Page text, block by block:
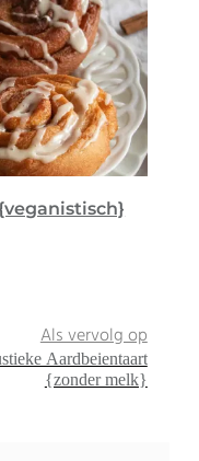
Als vervolg op
Aardbeientaart
{zonder melk}